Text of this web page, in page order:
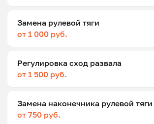
Замена рулевой тяги
от 1 000 руб.
Регулировка сход развала
от 1 500 руб.
Замена наконечника рулевой тяги
от 750 руб.